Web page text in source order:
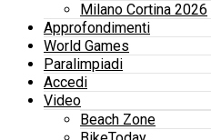
Milano Cortina 2026
Approfondimenti
World Games
Paralimpiadi
Accedi
Video
Beach Zone